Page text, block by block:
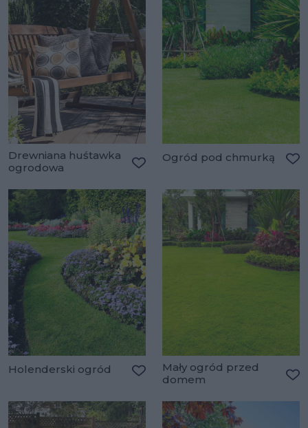
Drewniana huśtawka
ogrodowa
Ogród pod chmurką
Holenderski ogród
Dodaj do ulubionych
Mały ogród przed
domem